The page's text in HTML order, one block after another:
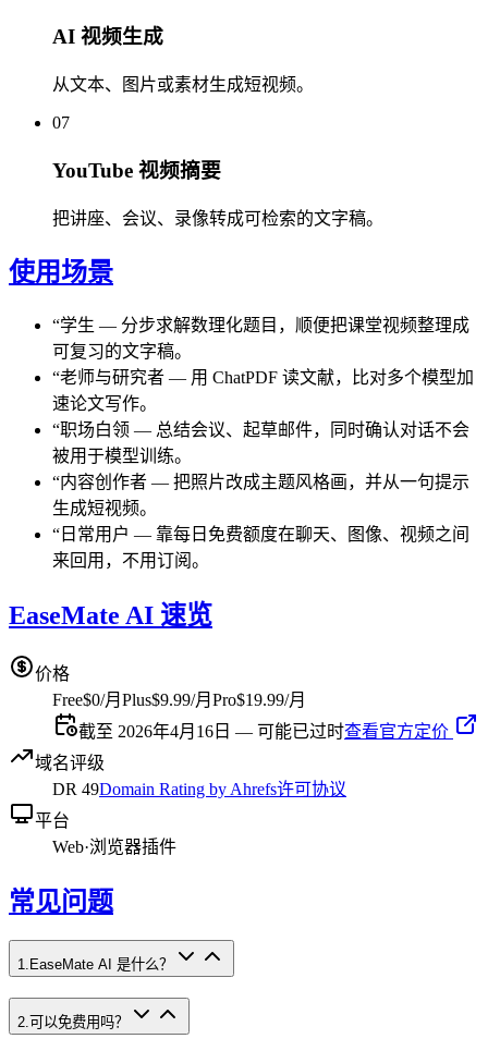
AI 视频生成
从文本、图片或素材生成短视频。
07
YouTube 视频摘要
把讲座、会议、录像转成可检索的文字稿。
使用场景
“学生 — 分步求解数理化题目，顺便把课堂视频整理成
可复习的文字稿。
“老师与研究者 — 用 ChatPDF 读文献，比对多个模型加
速论文写作。
“职场白领 — 总结会议、起草邮件，同时确认对话不会
被用于模型训练。
“内容创作者 — 把照片改成主题风格画，并从一句提示
生成短视频。
“ 日常用户 — 靠每日免费额度在聊天、图像、视频之间
来回用，不用订阅。
EaseMate AI 速览
价格
Free$0/月 Plus$9.99/月 Pro$19.99/月
截至 2026年4月16日 — 可能已过时查看官方定价
域名评级
DR 49Domain Rating by Ahrefs许可协议
平台
Web·浏览器插件
常见问题
1 EaseMate AI 是什么？
2 可以免费用吗？